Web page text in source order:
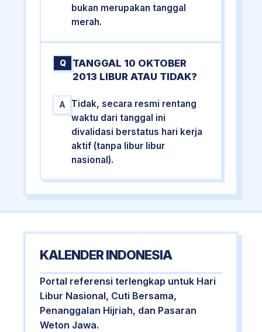
bukan merupakan tanggal
merah.
Q
TANGGAL 10 OKTOBER
2013 LIBUR ATAU TIDAK?
A
Tidak, secara resmi rentang
waktu dari tanggal ini
divalidasi berstatus hari kerja
aktif (tanpa libur libur
nasional).
KALENDER INDONESIA
Portal referensi terlengkap untuk Hari
Libur Nasional, Cuti Bersama,
Penanggalan Hijriah, dan Pasaran
Weton Jawa.